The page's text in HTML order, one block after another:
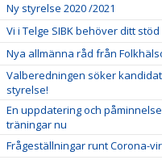
Ny styrelse 2020 /2021
Vi i Telge SIBK behöver ditt
Nya allmänna råd från
Valberedningen söker
styrelse!
En uppdatering och
träningar nu
Frågeställningar runt Corona-